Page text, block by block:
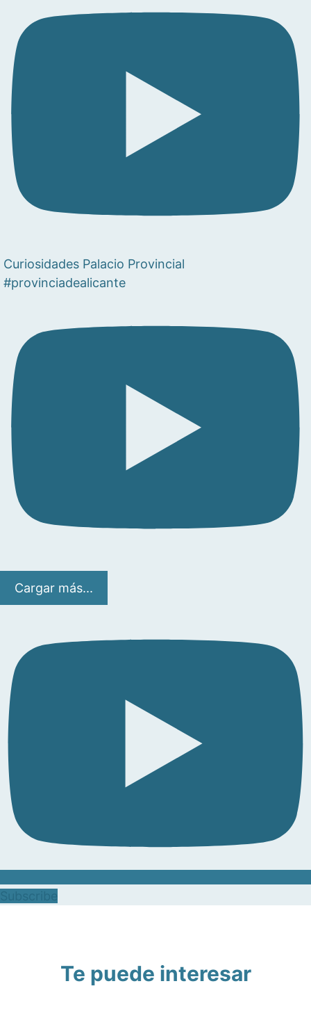
Curiosidades Palacio Provincial
#provinciadealicante
Cargar más...
Te puede interesar